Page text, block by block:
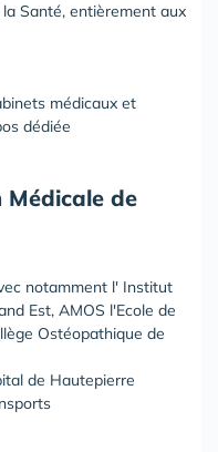
Santé, entièrement aux
médicaux et
dédiée
de
notamment l' Institut
Est, AMOS l'Ecole de
Ostéopathique de
de Hautepierre